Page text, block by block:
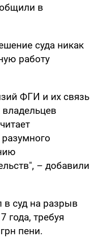
в
суда никак
работу
ФГИ и их связь
– добавили
в суд на разрыв
года, требуя
пени.